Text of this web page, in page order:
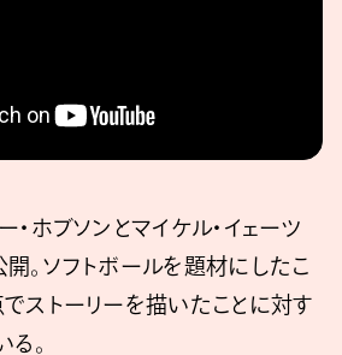
・ホブソンとマイケル・イェーツ
。ソフトボールを題材にしたこ
ストーリーを描いたことに対す
。